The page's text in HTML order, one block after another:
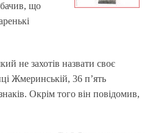
що
не захотів назвати своє
Жмеринській, 36 п’ять
Окрім того він повідомив,